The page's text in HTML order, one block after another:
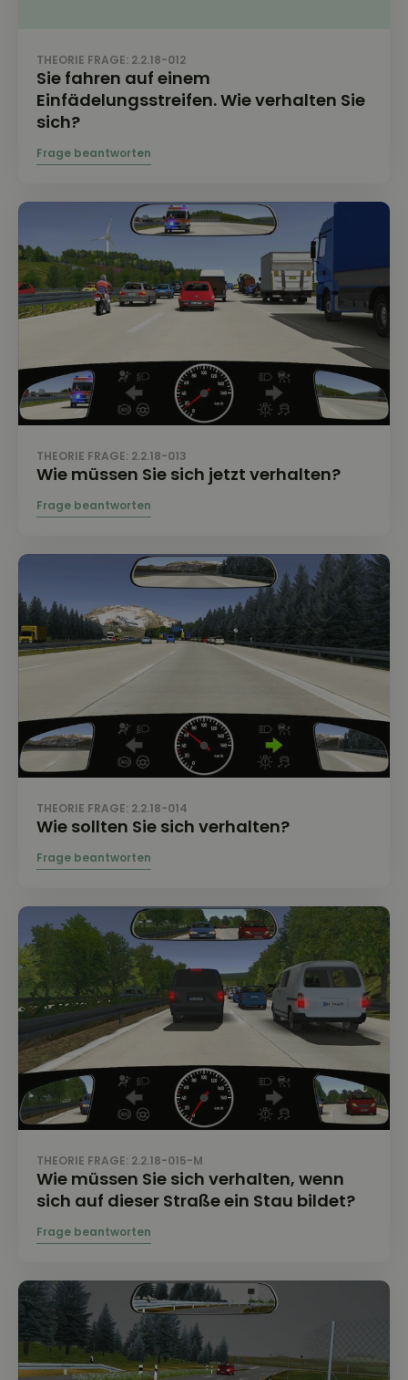
THEORIE FRAGE: 2.2.18-012
Sie fahren auf einem
Einfädelungsstreifen. Wie verhalten Sie
sich?
THEORIE FRAGE: 2.2.18-013
Wie müssen Sie sich jetzt verhalten?
THEORIE FRAGE: 2.2.18-014
Wie sollten Sie sich verhalten?
THEORIE FRAGE: 2.2.18-015-M
Wie müssen Sie sich verhalten, wenn
sich auf dieser Straße ein Stau bildet?